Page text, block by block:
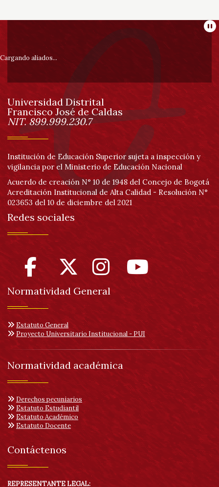
Información
pie
de
página
Cargando aliados...
Información
Universidad Distrital
Francisco José de Caldas
NIT. 899.999.230.7
Institución de Educación Superior sujeta a inspección y
vigilancia por el Ministerio de Educación Nacional
Acuerdo de creación N° 10 de 1948 del Concejo de Bogotá
Acreditación Institucional de Alta Calidad - Resolución N°
023653 del 10 de diciembre del 2021
Redes sociales
Normatividad General
Estatuto General
Proyecto Universitario Institucional - PUI
Normatividad académica
Derechos pecuniarios
Estatuto Estudiantil
Estatuto Académico
Estatuto Docente
Contáctenos
REPRESENTANTE LEGAL: